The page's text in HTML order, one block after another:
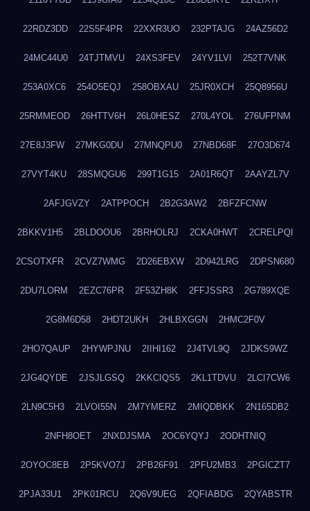
22RDZ3DD 22S5F4PR 22XXR3UO 232PTAJG 24AZ56D2
24MC44U0 24TJTMVU 24XS3FEV 24YV1LVI 252T7VNK
253A0XC6 254O5EQJ 258OBXAU 25JR0XCH 25Q8956U
25RMMEOD 26HTTV6H 26L0HESZ 270L4YOL 276UFPNM
27E8J3FW 27MKG0DU 27MNQPU0 27NBD68F 27O3D674
27VYT4KU 28SMQGU6 299T1G15 2A01R6QT 2AAYZL7V
2AFJGVZY 2ATPPOCH 2B2G3AW2 2BFZFCNW
2BKKV1H5 2BLDOOU6 2BRHOLRJ 2CKA0HWT 2CRELPQI
2CSOTXFR 2CVZ7WMG 2D26EBXW 2D942LRG 2DPSN680
2DU7LORM 2EZC76PR 2F53ZH8K 2FFJSSR3 2G789XQE
2G8M6D58 2HDT2UKH 2HLBXGGN 2HMC2F0V
2HO7QAUP 2HYWPJNU 2IIHI162 2J4TVL9Q 2JDKS9WZ
2JG4QYDE 2JSJLGSQ 2KKCIQS5 2KL1TDVU 2LCI7CW6
2LN9C5H3 2LVOI55N 2M7YMERZ 2MIQDBKK 2N165DB2
2NFH8OET 2NXDJSMA 2OC6YQYJ 2ODHTNIQ
2OYOC8EB 2P5KVO7J 2PB26F91 2PFU2MB3 2PGICZT7
2PJA33U1 2PK01RCU 2Q6V9UEG 2QFIABDG 2QYABSTR